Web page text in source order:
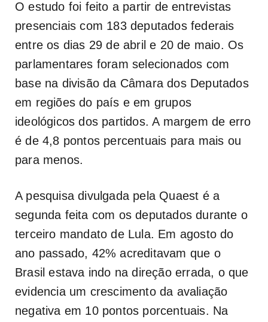
O estudo foi feito a partir de entrevistas
presenciais com 183 deputados federais
entre os dias 29 de abril e 20 de maio. Os
parlamentares foram selecionados com
base na divisão da Câmara dos Deputados
em regiões do país e em grupos
ideológicos dos partidos. A margem de erro
é de 4,8 pontos percentuais para mais ou
para menos.
A pesquisa divulgada pela Quaest é a
segunda feita com os deputados durante o
terceiro mandato de Lula. Em agosto do
ano passado, 42% acreditavam que o
Brasil estava indo na direção errada, o que
evidencia um crescimento da avaliação
negativa em 10 pontos porcentuais. Na